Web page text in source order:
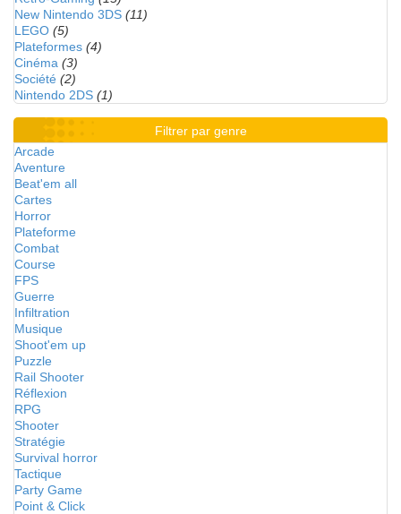
New Nintendo 3DS (11)
LEGO (5)
Plateformes (4)
Cinéma (3)
Société (2)
Nintendo 2DS (1)
Filtrer par genre
Arcade
Aventure
Beat'em all
Cartes
Horror
Plateforme
Combat
Course
FPS
Guerre
Infiltration
Musique
Shoot'em up
Puzzle
Rail Shooter
Réflexion
RPG
Shooter
Stratégie
Survival horror
Tactique
Party Game
Point & Click